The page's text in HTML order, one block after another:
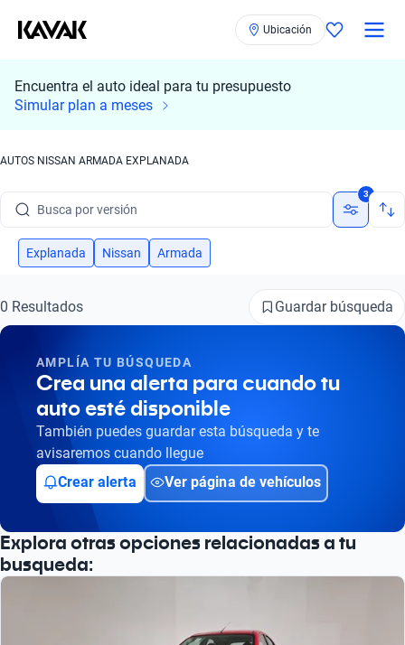
Ubicación
Encuentra el auto ideal para tu presupuesto
Simular plan a meses
AUTOS NISSAN ARMADA EXPLANADA
Busca por marca
Busca por año
Busca por marca
Busca por modelo
Busca por año
3
Explanada Nissan Armada
0 Resultados Guardar búsqueda
AMPLÍA TU BÚSQUEDA
Crea una alerta para cuando tu
auto esté disponible
También puedes guardar esta búsqueda y te
avisaremos cuando llegue
Crear alerta
Ver página de vehículos
Explora otras opciones relacionadas a tu
busqueda: